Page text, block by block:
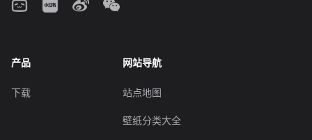
产品
下载
网站导航
站点地图
壁纸分类大全